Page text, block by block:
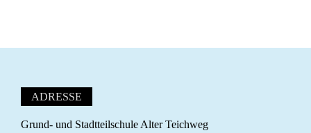
ADRESSE
Grund- und Stadtteilschule Alter Teichweg